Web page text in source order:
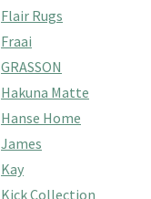
Flair Rugs
Fraai
GRASSON
Hakuna Matte
Hanse Home
James
Kay
Kick Collection